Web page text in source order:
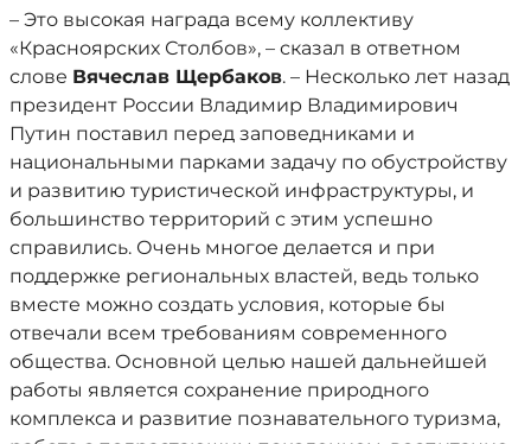
– Это высокая награда всему коллективу
«Красноярских Столбов», – сказал в ответном
слове Вячеслав Щербаков. – Несколько лет назад
президент России Владимир Владимирович
Путин поставил перед заповедниками и
национальными парками задачу по обустройству
и развитию туристической инфраструктуры, и
большинство территорий с этим успешно
справились. Очень многое делается и при
поддержке региональных властей, ведь только
вместе можно создать условия, которые бы
отвечали всем требованиям современного
общества. Основной целью нашей дальнейшей
работы является сохранение природного
комплекса и развитие познавательного туризма,